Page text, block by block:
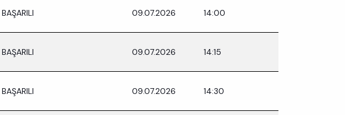
BAŞARILI 09.07.2026 14:00
BAŞARILI 09.07.2026 14:15
BAŞARILI 09.07.2026 14:30